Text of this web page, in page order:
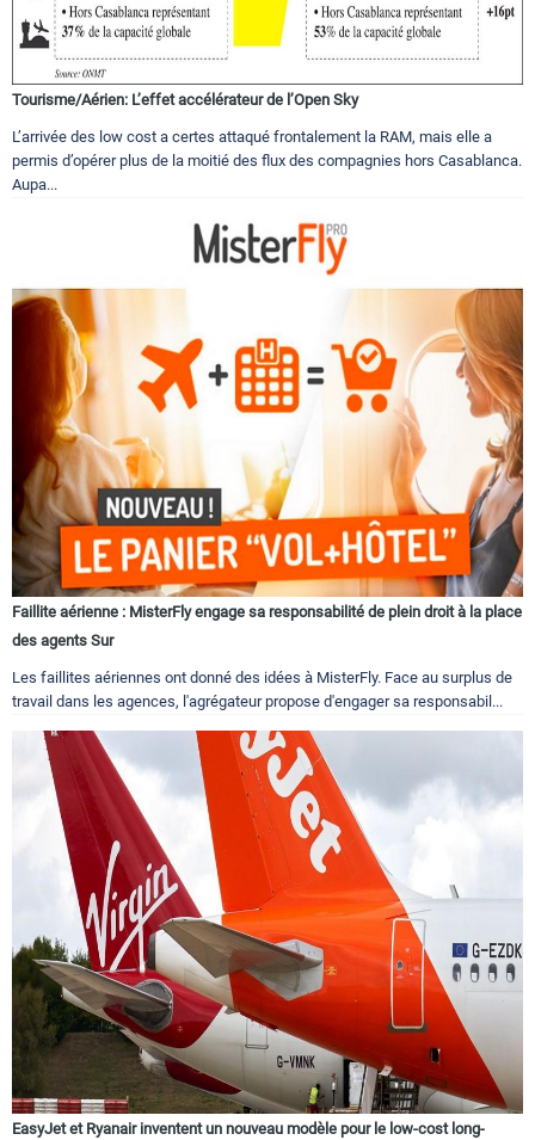
Tourisme/Aérien: L’effet accélérateur de l’Open Sky
L’arrivée des low cost a certes attaqué frontalement la RAM, mais elle a
permis d’opérer plus de la moitié des flux des compagnies hors Casablanca.
Aupa...
Faillite aérienne : MisterFly engage sa responsabilité de plein droit à la place
des agents Sur
Les faillites aériennes ont donné des idées à MisterFly. Face au surplus de
travail dans les agences, l'agrégateur propose d'engager sa responsabil...
EasyJet et Ryanair inventent un nouveau modèle pour le low-cost long-